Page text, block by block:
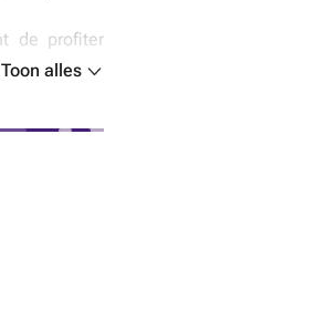
de profiter
Toon alles